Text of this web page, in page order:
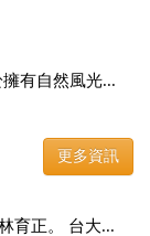
擁有自然風光...
更多資訊
育正。 台大...